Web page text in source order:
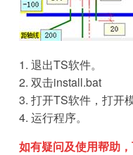
1. 退出TS软件。
2. 双击install.bat
3. 打开TS软件，打开模
4. 运行程序。
如有疑问及使用帮助